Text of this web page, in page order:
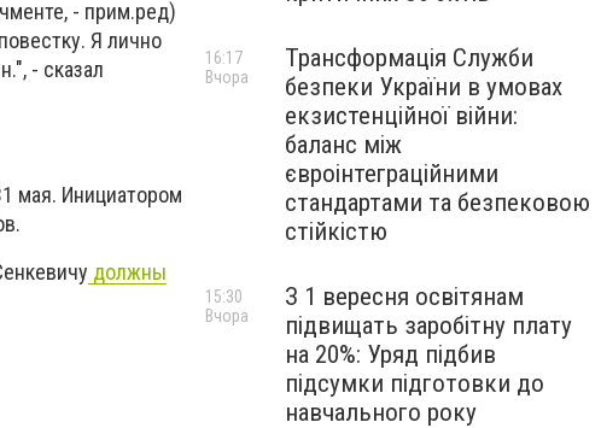
- прим.ред)
Я лично
- сказал
мая. Инициатором
должны
Трансформація Служби
безпеки України в умовах
екзистенційної війни:
баланс між
євроінтеграційними
стандартами та безпековою
стійкістю
16:17
Вчора
З 1 вересня освітянам
підвищать заробітну плату
на 20%: Уряд підбив
підсумки підготовки до
навчального року
15:30
Вчора